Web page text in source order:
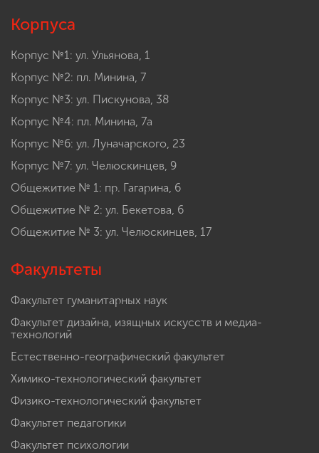
Корпуса
Корпус №1: ул. Ульянова, 1
Корпус №2: пл. Минина, 7
Корпус №3: ул. Пискунова, 38
Корпус №4: пл. Минина, 7а
Корпус №6: ул. Луначарского, 23
Корпус №7: ул. Челюскинцев, 9
Общежитие № 1: пр. Гагарина, 6
Общежитие № 2: ул. Бекетова, 6
Общежитие № 3: ул. Челюскинцев, 17
Факультеты
Факультет гуманитарных наук
Факультет дизайна, изящных искусств и медиа-
технологий
Естественно-географический факультет
Химико-технологический факультет
Физико-технологический факультет
Факультет педагогики
Факультет психологии